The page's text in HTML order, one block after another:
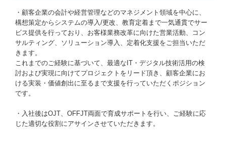
・顧客企業の会計や経営管理などのマネジメント領域を中心に、
構想策定からシステムの導入/更改、教育定着まで一気通貫でサー
ビス提供を行っており、お客様業務改革に向けた営業活動、コン
サルティング、ソリューション導入、定着化支援をご担当いただ
きます。
これまでのご経験に基づいて、最適なIT・デジタル技術活用の検
討および実現に向けてプロジェクトをリード頂き、顧客企業にお
ける実装・価値創出に至るまで支援を行っていただくポジション
です。
・入社後はOJT、OFFJT両面で育成サポートを行い、ご経験に応
じた適切な役割にアサインさせていただきます。